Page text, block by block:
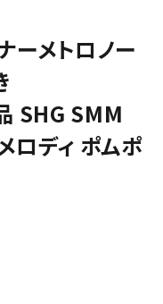
ーメトロノー
SHG SMM
ロディ ポムポ